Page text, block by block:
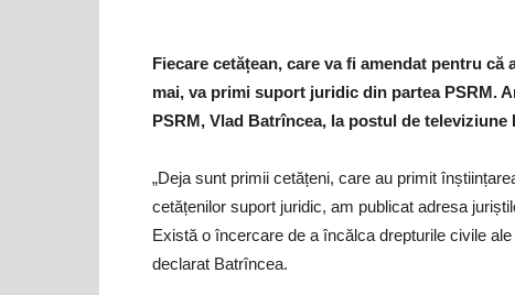
Fiecare cetățean, care va fi amendat pentru
mai, va primi suport juridic din partea PSRM.
PSRM, Vlad Batrîncea, la postul de
„Deja sunt primii cetățeni, care au primit
cetățenilor suport juridic, am publicat adresa
Există o încercare de a încălca drepturile civile
declarat Batrîncea.